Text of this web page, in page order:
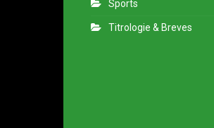
Sports
Titrologie & Breves